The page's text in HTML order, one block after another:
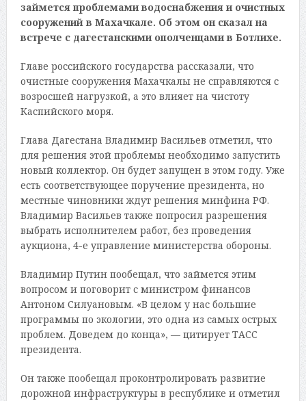
займется проблемами водоснабжения и очистных
сооружений в Махачкале. Об этом он сказал на
встрече с дагестанскими ополченцами в Ботлихе.
Главе российского государства рассказали, что
очистные сооружения Махачкалы не справляются с
возросшей нагрузкой, а это влияет на чистоту
Каспийского моря.
Глава Дагестана Владимир Васильев отметил, что
для решения этой проблемы необходимо запустить
новый коллектор. Он будет запущен в этом году. Уже
есть соответствующее поручение президента, но
местные чиновники ждут решения минфина РФ.
Владимир Васильев также попросил разрешения
выбрать исполнителем работ, без проведения
аукциона, 4-е управление министерства обороны.
Владимир Путин пообещал, что займется этим
вопросом и поговорит с министром финансов
Антоном Силуановым. «В целом у нас большие
программы по экологии, это одна из самых острых
проблем. Доведем до конца», — цитирует ТАСС
президента.
Он также пообещал проконтролировать развитие
дорожной инфраструктуры в республике и отметил